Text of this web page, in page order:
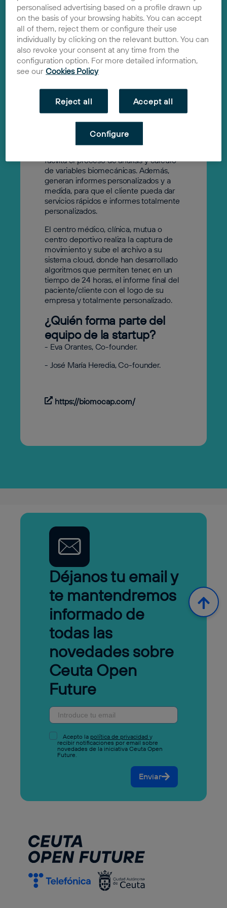
BioMoCap
2020
Solución
El uso de variables biomecánicas
procesamiento de los datos y variables
a calcular, así como la generación de
informes.
BioMoCap se enfoca en el área de la e-
Health, donde prestan un servicio de
facilita el proceso de análisis y cálculo
de variables biomecánicas. Además,
generan informes personalizados y a
medida, para que el cliente pueda dar
servicios rápidos e informes totalmente
personalizados.
El centro médico, clínica, mutua o
centro deportivo realiza la captura de
movimiento y sube el archivo a su
sistema cloud, donde han desarrollado
algoritmos que permiten tener, en un
tiempo de 24 horas, el informe final del
paciente/cliente con el logo de su
empresa y totalmente personalizado.
¿Quién forma parte del
equipo de la startup?
- Eva Orantes, Co-founder.
- José María Heredia, Co-founder.
https://biomocap.com/
Déjanos tu email y
te mantendremos
informado de
todas las
novedades sobre
Ceuta Open
Future
Acepto la política de privacidad y
recibir notificaciones por email sobre
novedades de la iniciativa Ceuta Open
Future.
Enviar
personalised advertising based on a profile drawn up
on the basis of your browsing habits. You can accept
all of them, reject them or configure their use
individually by clicking on the relevant button. You can
also revoke your consent at any time from the
configuration option. For more detailed information,
see our Cookies Policy
Reject all Accept all
Configure